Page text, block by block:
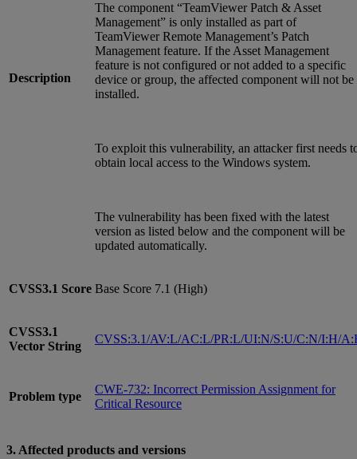
Description
The component “TeamViewer Patch & Asset
Management” is only installed as part of
TeamViewer Remote Management’s Patch
Management feature. If the Asset Management
feature is not configured or not added to a specific
device or group, the affected component will not be
installed.
To exploit this vulnerability, an attacker first needs
obtain local access to the Windows system.
The vulnerability has been fixed with the latest
version as listed below and the component will be
updated automatically.
CVSS3.1 Score Base Score 7.1 (High)
CVSS3.1
Vector String
CVSS:3.1/AV:L/AC:L/PR:L/UI:N/S:U/C:N/I:H/
Problem type
CWE-732: Incorrect Permission Assignment for
Critical Resource
3. Affected products and versions